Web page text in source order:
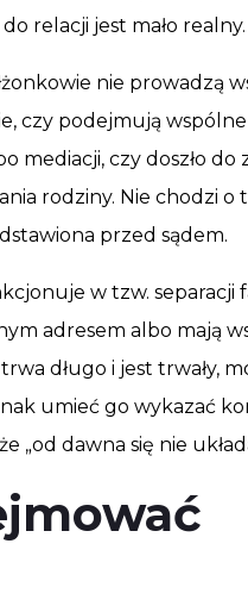
relacji jest mało realny.
nie prowadzą
czy podejmują
mediacji, czy doszło do
rodziny. Nie chodzi o
przed sądem.
w tzw. separacji
adresem albo mają
długo i jest trwały,
umieć go wykazać
„od dawna się nie